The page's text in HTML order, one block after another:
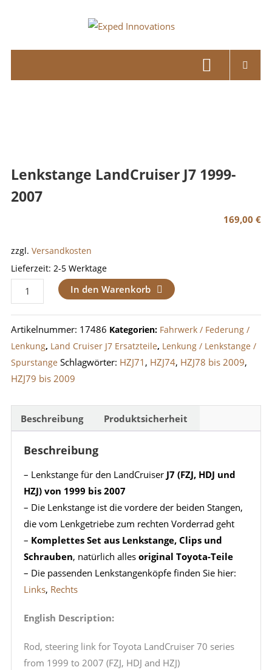
Exped
Lenkstange LandCruiser J7 1999-
2007
169,00€
zzgl. Versandkosten
Lieferzeit: 2-5 Werktage
Lenkstange
LandCruiser
J7
1999-
2007
Menge
In den Warenkorb
Artikelnummer: 17486 Kategorien: Fahrwerk / Federung /
Lenkung, Land Cruiser J7 Ersatzteile, Lenkung / Lenkstange /
Spurstange Schlagwörter: HZJ71 , HZJ74, HZJ78 bis 2009,
HZJ79 bis 2009
Beschreibung Produktsicherheit
Beschreibung
– Lenkstange für den LandCruiser J7 (FZJ, HDJ und
HZJ) von 1999 bis 2007
– Die Lenkstange ist die vordere der beiden Stangen,
die vom Lenkgetriebe zum rechten Vorderrad geht
– Komplettes Set aus Lenkstange, Clips und
Schrauben, natürlich alles original Toyota-Teile
– Die passenden Lenkstangenköpfe finden Sie hier:
Links, Rechts
English Description:
Rod, steering link for Toyota LandCruiser 70 series
from 1999 to 2007 (FZJ, HDJ and HZJ)